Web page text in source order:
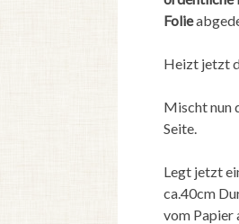
Folie
Heizt jetzt
Mischt nun
Seite.
Legt jetzt
ca.40cm
vom Papier